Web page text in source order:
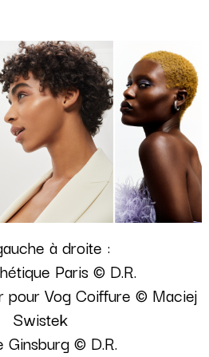
à droite :
Paris © D.R.
pour Vog Coiffure © Maciej
Swistek
Ginsburg © D.R.